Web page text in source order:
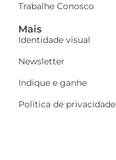
Trabalhe Conosco
Mais
Identidade visual
Newsletter
Indique e ganhe
Política de privacidade